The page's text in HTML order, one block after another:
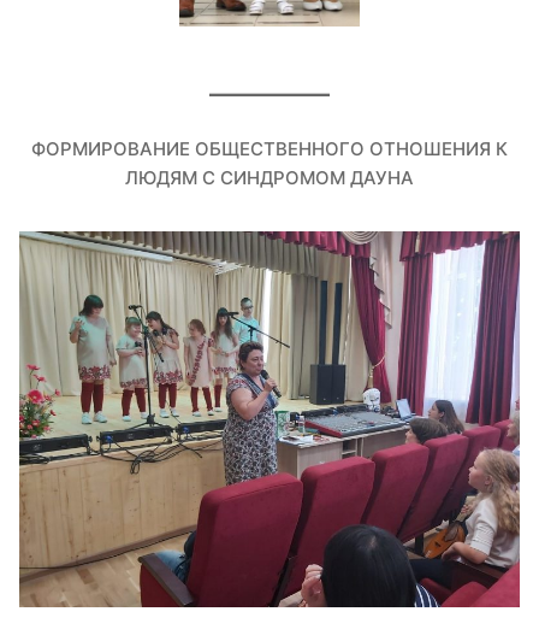
ФОРМИРОВАНИЕ ОБЩЕСТВЕННОГО ОТНОШЕНИЯ К
ЛЮДЯМ С СИНДРОМОМ ДАУНА